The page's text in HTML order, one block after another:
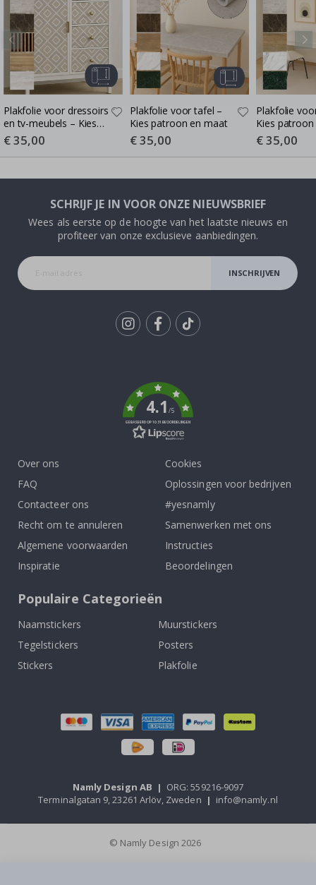
Plakfolie voor dressoirs
en tv-meubels – Kies
patroon en maat
Special
Price
€ 35,00
Plakfolie voor tafel –
Kies patroon en maat
Special
Price
€ 35,00
Plakfolie
Kies
Special
Price
€ 35,00
SCHRIJF JE IN VOOR ONZE NIEUWSBRIEF
Wees als eerste op de hoogte van het laatste nieuws en
profiteer van onze exclusieve aanbiedingen.
INSCHRIJVEN
4.1/5
GEBASEERD OP 1031 BEOORDELINGEN
Over ons
FAQ
Contacteer ons
Recht om te annuleren
Algemene voorwaarden
Inspiratie
Cookies
Oplossingen voor bedrijven
#yesnamly
Samenwerken met ons
Instructies
Beoordelingen
Populaire Categorieën
Naamstickers
Muurstickers
Tegelstickers
Posters
Stickers
Plakfolie
Namly Design AB | ORG: 559216-9097
Terminalgatan 9, 23261 Arlöv, Zweden | info@namly.nl
© Namly Design 2026